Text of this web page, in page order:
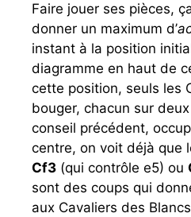
Faire jouer ses pièces,
donner un maximum d’
instant à la position
diagramme en haut de
cette position, seuls les
bouger, chacun sur
conseil précédent,
centre, on voit déjà que
Cf3 (qui contrôle e5) ou
sont des coups qui
aux Cavaliers des